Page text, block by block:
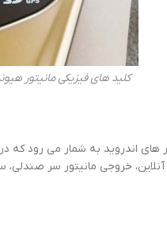
کلید های فیزیکی مانیتور
مانیتور سر صندلی، سوکت گیرنده